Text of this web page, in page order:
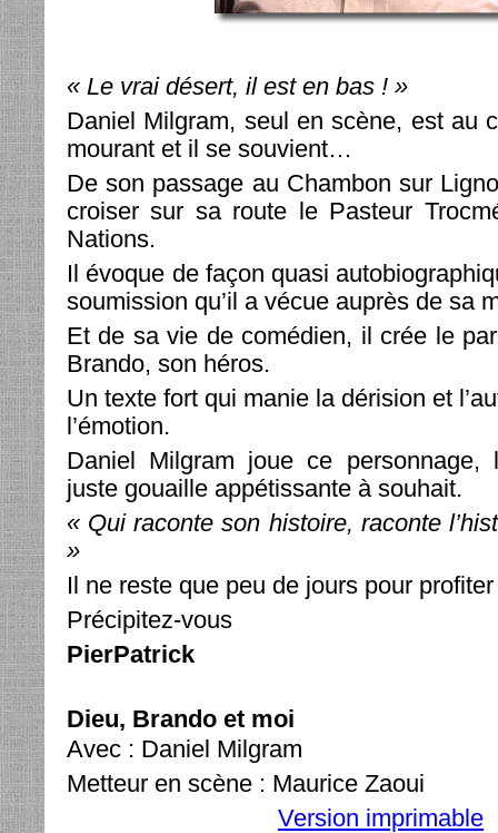
« Le vrai désert, il est en bas ! »
Daniel Milgram, seul en scène, est au
mourant et il se souvient…
De son passage au Chambon sur
croiser sur sa route le Pasteur
Nations.
Il évoque de façon quasi
soumission qu’il a vécue auprès de sa
Et de sa vie de comédien, il crée le
Brando, son héros.
Un texte fort qui manie la dérision et
l’émotion.
Daniel Milgram joue ce
juste gouaille appétissante à souhait.
« Qui raconte son histoire, raconte
»
Il ne reste que peu de jours pour
Précipitez-vous
PierPatrick
Dieu, Brando et moi
Avec : Daniel Milgram
Metteur en scène : Maurice Zaoui
Version imprimable